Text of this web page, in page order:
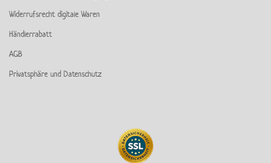
Widerrufsrecht digitale Waren
Händlerrabatt
AGB
Privatsphäre und Datenschutz